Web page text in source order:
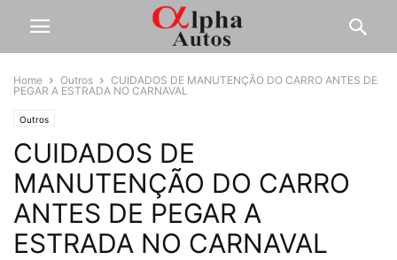
Home Outros
CUIDADOS DE MANUTENÇÃO DO CARRO ANTES DE
PEGAR A ESTRADA NO CARNAVAL
Outros
CUIDADOS DE
MANUTENÇÃO DO CARRO
ANTES DE PEGAR A
ESTRADA NO CARNAVAL